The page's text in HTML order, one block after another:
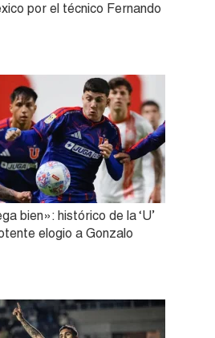
por el técnico Fernando
bien»: histórico de la ‘U’
elogio a Gonzalo